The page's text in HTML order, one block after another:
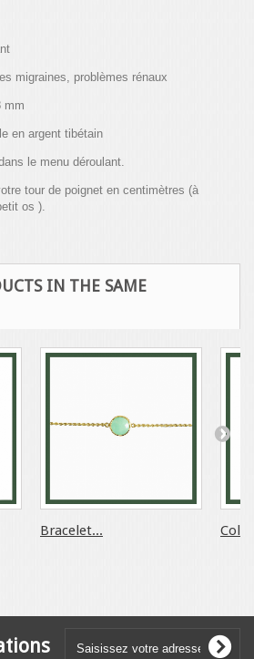
migraines, problèmes rénaux
mm
en argent tibétain
le menu déroulant.
tour de poignet en centimètres (à
os ).
IN THE SAME
Bracelet...